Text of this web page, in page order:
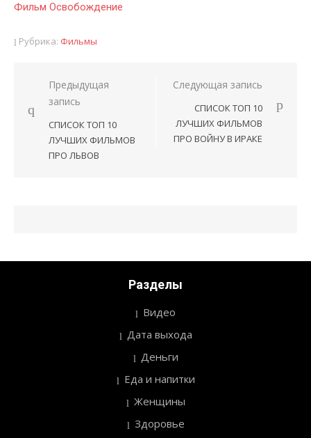
Фильм Освобождение
Рубрика: Фильмы
Навигация
по
записям
Предыдущая
запись
СПИСОК ТОП 10
ЛУЧШИХ ФИЛЬМОВ
ПРО ЛЬВОВ
Следующая запись
СПИСОК ТОП 10
ЛУЧШИХ ФИЛЬМОВ
ПРО ВОЙНУ В ИРАКЕ
Разделы
Видео
Дата выхода
Деньги
Еда и напитки
Женщины
Здоровье